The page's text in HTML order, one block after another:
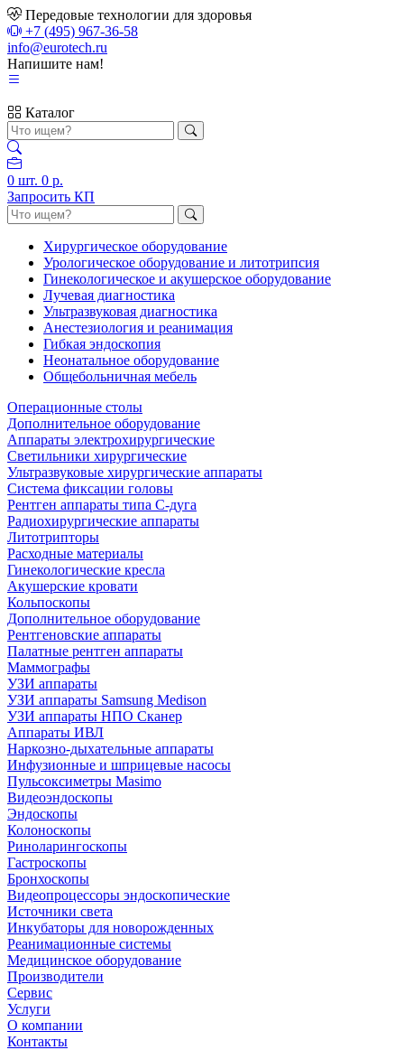
Передовые технологии для здоровья
+7 (495) 967-36-58
info@eurotech.ru
Напишите нам!
Каталог
0 шт. 0 р.
Запросить КП
Хирургическое оборудование
Урологическое оборудование и литотрипсия
Гинекологическое и акушерское оборудование
Лучевая диагностика
Ультразвуковая диагностика
Анестезиология и реанимация
Гибкая эндоскопия
Неонатальное оборудование
Общебольничная мебель
Операционные столы
Дополнительное оборудование
Аппараты электрохирургические
Светильники хирургические
Ультразвуковые хирургические аппараты
Система фиксации головы
Рентген аппараты типа С-дуга
Радиохирургические аппараты
Литотрипторы
Расходные материалы
Гинекологические кресла
Акушерские кровати
Кольпоскопы
Дополнительное оборудование
Рентгеновские аппараты
Палатные рентген аппараты
Маммографы
УЗИ аппараты
УЗИ аппараты Samsung Medison
УЗИ аппараты НПО Сканер
Аппараты ИВЛ
Наркозно-дыхательные аппараты
Инфузионные и шприцевые насосы
Пульсоксиметры Masimo
Видеоэндоскопы
Эндоскопы
Колоноскопы
Риноларингоскопы
Гастроскопы
Бронхоскопы
Видеопроцессоры эндоскопические
Источники света
Инкубаторы для новорожденных
Реанимационные системы
Медицинское оборудование
Производители
Сервис
Услуги
О компании
Контакты